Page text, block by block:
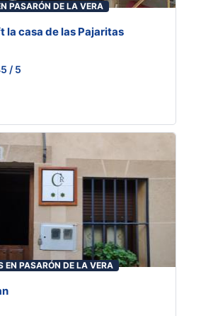
PASARÓN DE LA VERA
la casa de las Pajaritas
/ 5
EN PASARÓN DE LA VERA